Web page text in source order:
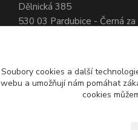
Dělnická 385
530 03 Pardubice - Černá
Soubory cookies a další
webu a umožňují nám pomáhat
cookies